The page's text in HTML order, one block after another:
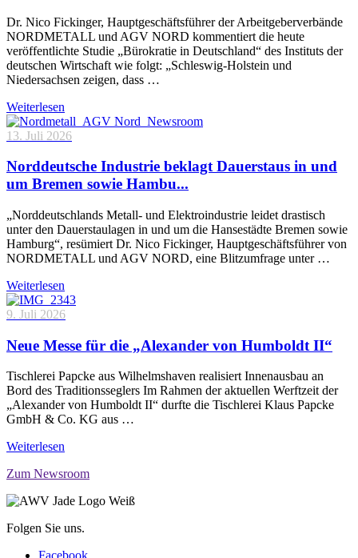
Dr. Nico Fickinger, Hauptgeschäftsführer der Arbeitgeberverbände
NORDMETALL und AGV NORD kommentiert die heute
veröffentlichte Studie „Bürokratie in Deutschland“ des Instituts der
deutschen Wirtschaft wie folgt: „Schleswig-Holstein und
Niedersachsen zeigen, dass …
Weiterlesen
13. Juli 2026
Norddeutsche Industrie beklagt Dauerstaus in und
um Bremen sowie Hambu...
„Norddeutschlands Metall- und Elektroindustrie leidet drastisch
unter den Dauerstaulagen in und um die Hansestädte Bremen sowie
Hamburg“, resümiert Dr. Nico Fickinger, Hauptgeschäftsführer von
NORDMETALL und AGV NORD, eine Blitzumfrage unter …
Weiterlesen
9. Juli 2026
Neue Messe für die „Alexander von Humboldt II“
Tischlerei Papcke aus Wilhelmshaven realisiert Innenausbau an
Bord des Traditionsseglers Im Rahmen der aktuellen Werftzeit der
„Alexander von Humboldt II“ durfte die Tischlerei Klaus Papcke
GmbH & Co. KG aus …
Weiterlesen
Zum Newsroom
Folgen Sie uns.